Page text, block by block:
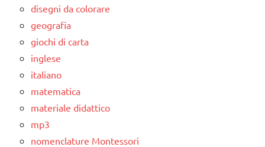
Primavera
STAGIONI
TUTTI GLI
ARGOMENTI
PER ETA'
TUTTI GLI
ARTICOLI
disegni da colorare
geografia
giochi di carta
inglese
italiano
matematica
materiale didattico
mp3
nomenclature Montessori